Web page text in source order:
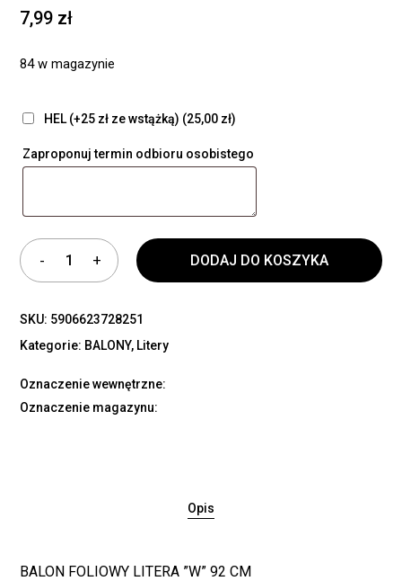
7,99 zł
84 w magazynie
HEL (+25 zł ze wstążką) (25,00 zł)
Zaproponuj termin odbioru osobistego
DODAJ DO KOSZYKA
SKU: 5906623728251
Kategorie: BALONY, Litery
Oznaczenie wewnętrzne:
Oznaczenie magazynu:
Opis
BALON FOLIOWY LITERA ”W” 92 CM